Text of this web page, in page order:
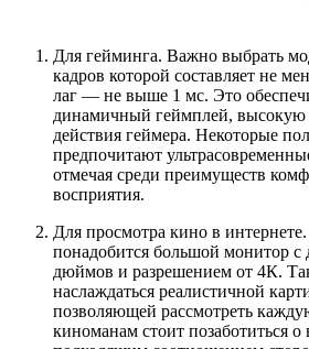
Для гейминга. Важно выбрать
кадров которой составляет не
лаг — не выше 1 мс. Это
динамичный геймплей, высокую
действия геймера. Некоторые
предпочитают
отмечая среди преимуществ
восприятия.
Для просмотра кино в
понадобится большой монитор с
дюймов и разрешением от 4К.
наслаждаться реалистичной
позволяющей рассмотреть
киноманам стоит позаботиться о